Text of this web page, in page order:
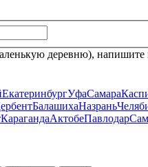
деревню),
ЕкатеринбургУфаСамара
БалашихаНазрань
КарагандаАктобеПавлодар